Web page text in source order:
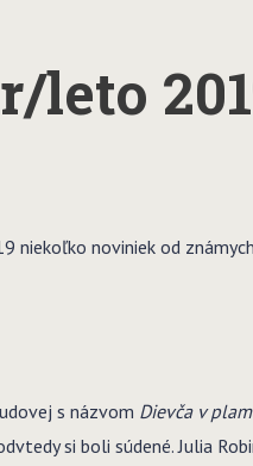
leto
noviniek od
s názvom Dievča v
si boli súdené. Julia